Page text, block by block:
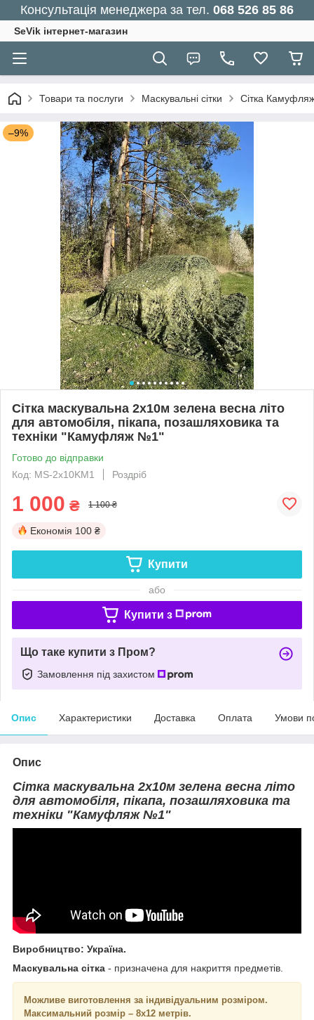
Консультація менеджера за тел. 068 526 85 86
SeVik інтернет-магазин
Товари та послуги Маскувальні сітки Сітка
–9%
Сітка маскувальна 2х10м зелена весна літо
для автомобіля, пікапа, позашляховика та
техніки "Камуфляж №1"
Готово до відправки
Код: MS-2х10KM1
Роздріб
1 000 ₴ 1 100 ₴
Економія 100 ₴
Купити
або
Купити з
Що таке купити з Пром?
Замовлення під захистом
Опис Характеристики Доставка Оплата Умови
Опис
Сітка маскувальна 2х10м зелена весна літо
для автомобіля, пікапа, позашляховика та
техніки "Камуфляж №1"
Виробництво: Україна.
Маскувальна сітка - призначена для накриття предметів.
Можливе виготовлення за індивідуальним розміром.
Максимальний розмір – 8х12 метрів.